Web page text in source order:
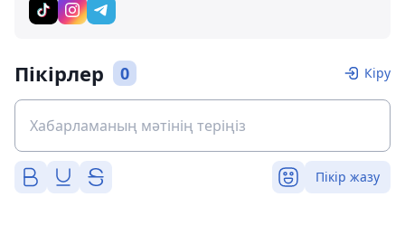
Пікірлер 0 Кіру
Пікір жазу